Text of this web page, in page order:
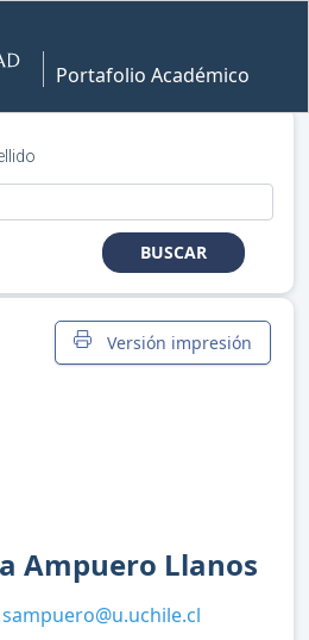
Portafolio Académico
BUSCAR
Versión impresión
Ampuero Llanos
sampuero@u.uchile.cl